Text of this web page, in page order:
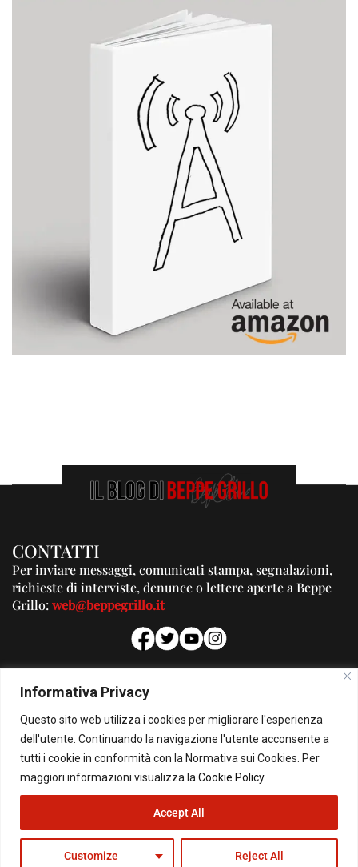
Informativa Privacy
Questo sito web utilizza i cookies per migliorare l'esperienza
dell'utente. Continuando la navigazione l'utente acconsente a
tutti i cookie in conformità con la Normativa sui Cookies. Per
maggiori informazioni visualizza la Cookie Policy
Customize Reject All
Accept All
CONTATTI
Per inviare messaggi, comunicati stampa, segnalazioni,
richieste di interviste, denunce o lettere aperte a Beppe
Grillo:web@beppegrillo.it
PUBBLICITA'
Per la tua pubblicità su questo Blog:
pubblicita@beppegrillo.it
© Copyright 2026 - Il Blog di Beppe Grillo. All Rights Reserved - Powered by
happygrafic.com